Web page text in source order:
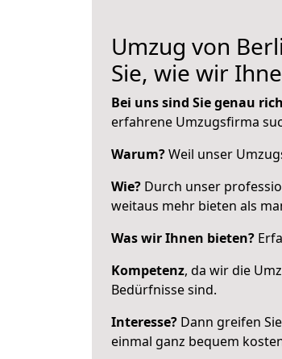
Umzug von
Sie, wie wir
Bei uns sind Sie genau
erfahrene Umzugsfirma
Warum?Weil unser
Wie? Durch unser
weitaus mehr bieten als
Was wir Ihnen bieten?
Kompetenz, da wir die
Bedürfnisse sind.
Interesse? Dann greifen
einmal ganz bequem